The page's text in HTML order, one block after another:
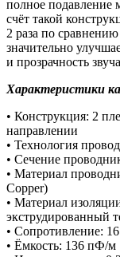
полное подавление
счёт такой
2 раза по
значительно
и прозрачность
Характеристики
• Конструкция: 2
направлении
• Технология
• Сечение
• Материал
Copper)
• Материал
экструдированный
• Сопротивление:
• Ёмкость: 136 пФ/м